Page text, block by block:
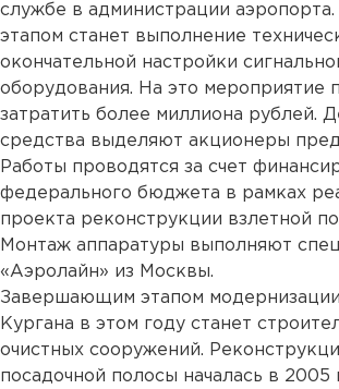
службе в администрации
этапом станет выполнение
окончательной настройки
оборудования. На это мероприятие
затратить более миллиона рублей.
средства выделяют акционеры
Работы проводятся за счет
федерального бюджета в рамках
проекта реконструкции взлетной
Монтаж аппаратуры выполняют
«Аэролайн» из Москвы.
Завершающим этапом
Кургана в этом году станет
очистных сооружений.
посадочной полосы началась в